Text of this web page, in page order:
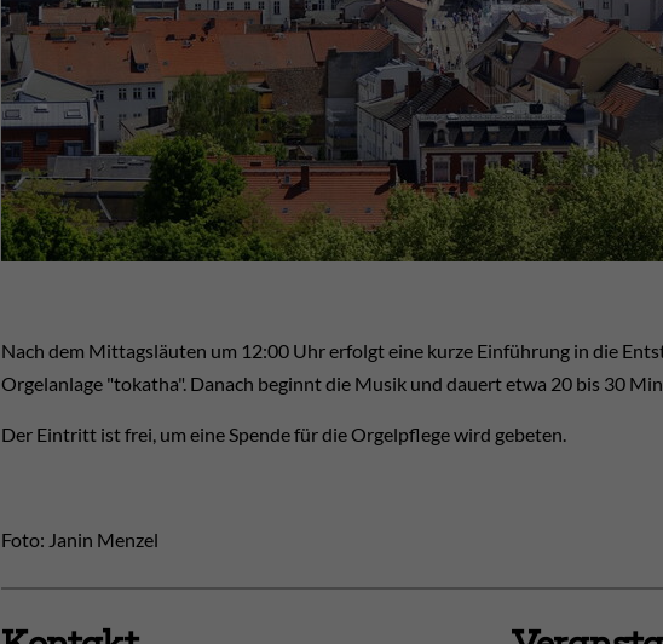
Nach dem Mittagsläuten um 12:00 Uhr erfolgt eine kurze Einführung in die
Orgelanlage "tokatha". Danach beginnt die Musik und dauert etwa 20 bis 30
Der Eintritt ist frei, um eine Spende für die Orgelpflege wird gebeten.
Foto: Janin Menzel